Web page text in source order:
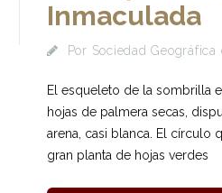
Inmaculada
Por Sociedad
El esqueleto de la sombrilla
hojas de palmera secas,
arena, casi blanca. El círculo
gran planta de hojas verdes